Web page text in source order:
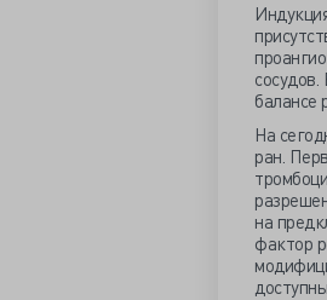
балансе
На
ран.
на
фактор